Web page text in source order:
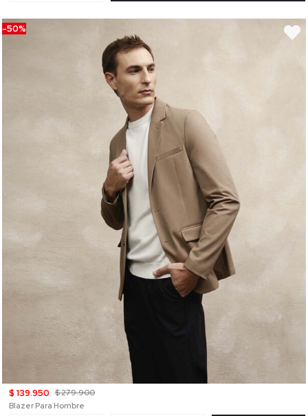
-50%
$ 139.950 $ 279.900
Blazer Para Hombre